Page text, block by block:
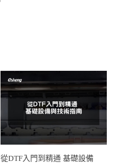
從DTF入門到精通 基礎設備